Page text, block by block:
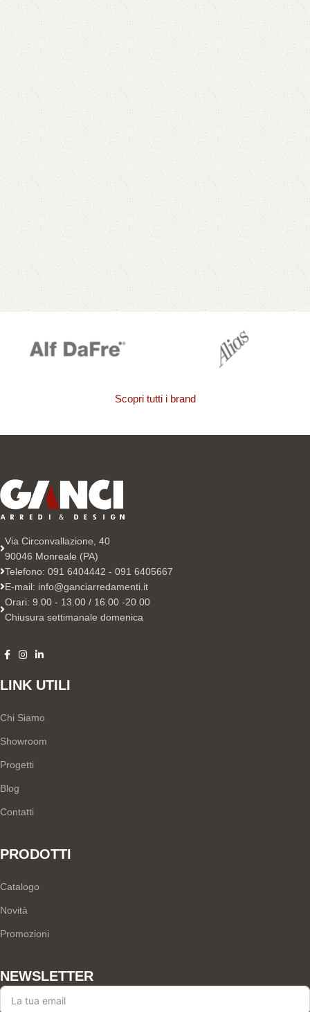
Scopri tutti i brand
Via Circonvallazione, 40
90046 Monreale (PA)
Telefono: 091 6404442 - 091 6405667
E-mail: info@ganciarredamenti.it
Orari: 9.00 - 13.00 / 16.00 -20.00
Chiusura settimanale domenica
LINK UTILI
Chi Siamo
Showroom
Progetti
Blog
Contatti
PRODOTTI
Catalogo
Novità
Promozioni
NEWSLETTER